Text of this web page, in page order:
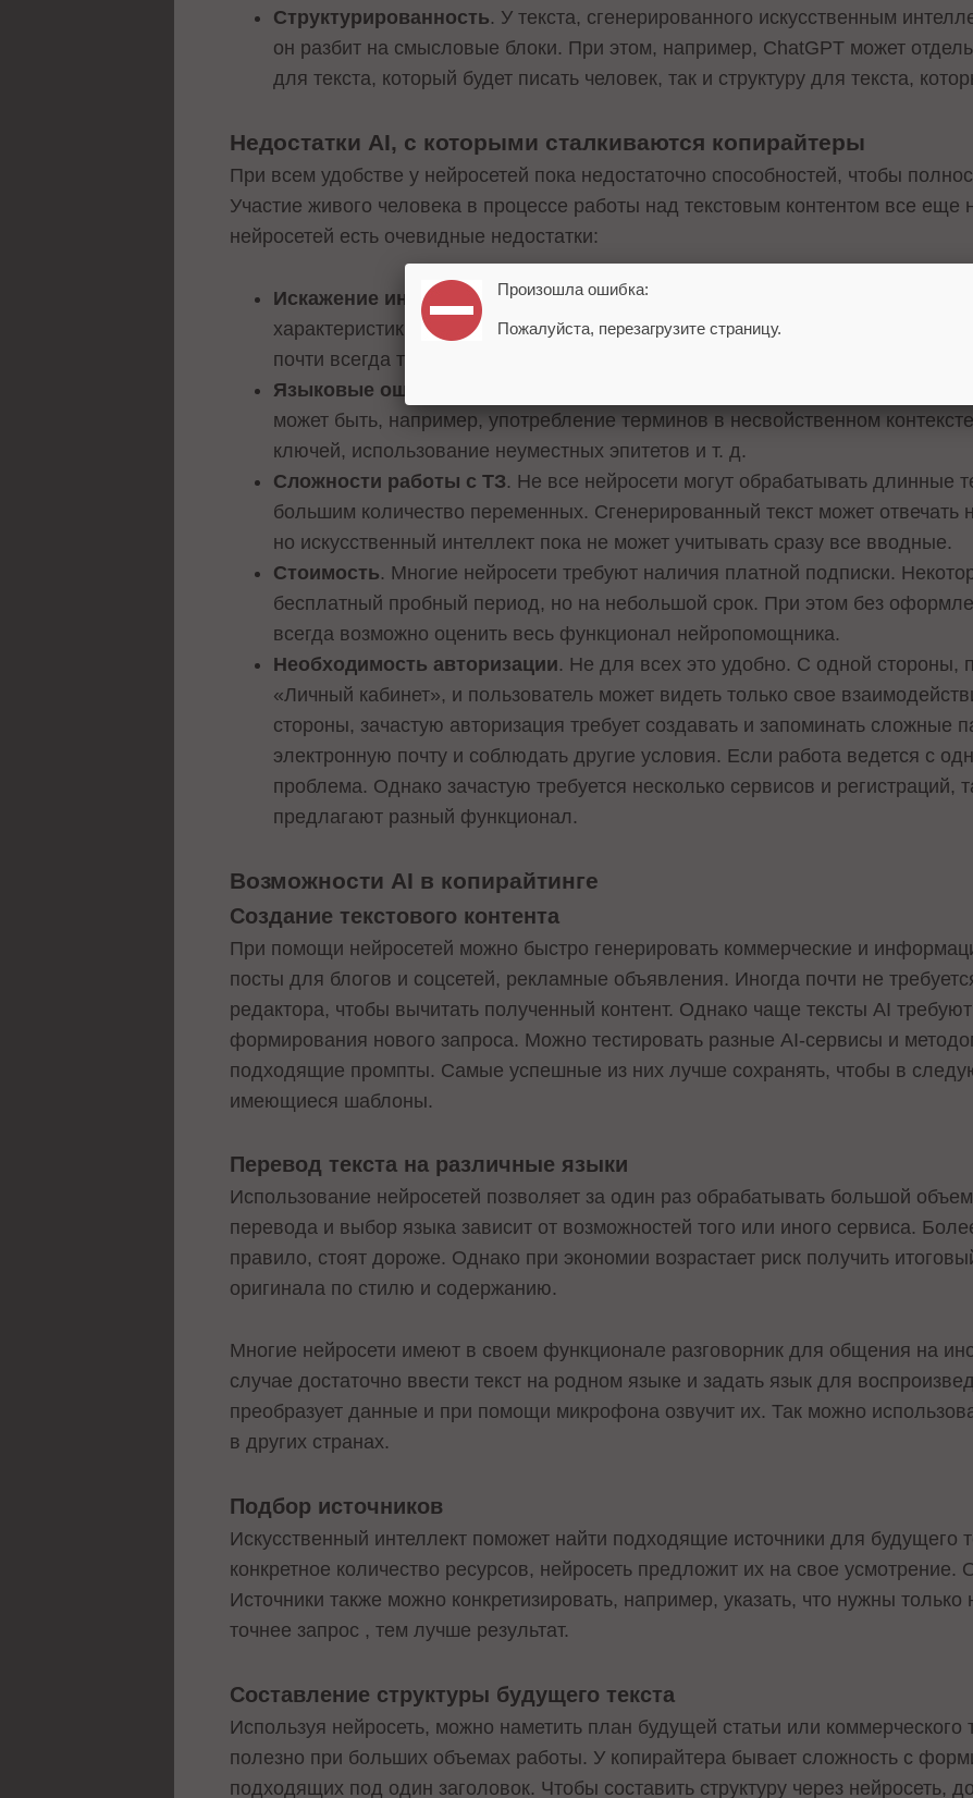
Структурированность. У текста, сгенерированного искусственным
он разбит на смысловые блоки. При этом, например, ChatGPT может
для текста, который будет писать человек, так и структуру для текста,
Недостатки AI, с которыми сталкиваются копирайтеры
При всем удобстве у нейросетей пока недостаточно способностей, чтобы
Участие живого человека в процессе работы над текстовым контентом все
нейросетей есть очевидные недостатки:
Искажение информации. Искусственный интеллект может искажать
характеристики товара, добавлять несуществующую информацию.
почти всегда требует проверки на фактическую точность.
Языковые ошибки
. «Сырые» сгенерированные тексты зачастую
может быть, например, употребление терминов в несвойственном
ключей, использование неуместных эпитетов и т. д.
Сложности работы с ТЗ. Не все нейросети могут обрабатывать длинные
большим количество переменных. Сгенерированный текст может отвечать
но искусственный интеллект пока не может учитывать сразу все вводные.
Стоимость. Многие нейросети требуют наличия платной подписки.
бесплатный пробный период, но на небольшой срок. При этом без
всегда возможно оценить весь функционал нейропомощника.
Необходимость авторизации. Не для всех это удобно. С одной стороны,
«Личный кабинет», и пользователь может видеть только свое
стороны, зачастую авторизация требует создавать и запоминать сложные
электронную почту и соблюдать другие условия. Если работа ведется с
проблема. Однако зачастую требуется несколько сервисов и регистраций,
предлагают разный функционал.
Возможности AI в копирайтинге
Создание текстового контента
При помощи нейросетей можно быстро генерировать коммерческие и
посты для блогов и соцсетей, рекламные объявления. Иногда почти не
редактора, чтобы вычитать полученный контент. Однако чаще тексты AI
формирования нового запроса. Можно тестировать разные AI-сервисы и
подходящие промпты. Самые успешные из них лучше сохранять, чтобы в
имеющиеся шаблоны.
Перевод текста на различные языки
Использование нейросетей позволяет за один раз обрабатывать большой
перевода и выбор языка зависит от возможностей того или иного сервиса.
правило, стоят дороже. Однако при экономии возрастает риск получить
оригинала по стилю и содержанию.
Многие нейросети имеют в своем функционале разговорник для общения на
случае достаточно ввести текст на родном языке и задать язык для
преобразует данные и при помощи микрофона озвучит их. Так можно
в других странах.
Подбор источников
Искусственный интеллект поможет найти подходящие источники для будущего
конкретное количество ресурсов, нейросеть предложит их на свое усмотрение.
Источники также можно конкретизировать, например, указать, что нужны
точнее запрос , тем лучше результат.
Составление структуры будущего текста
Используя нейросеть, можно наметить план будущей статьи или коммерческого
полезно при больших объемах работы. У копирайтера бывает сложность с
подходящих под один заголовок. Чтобы составить структуру через нейросеть,
Произошла ошибка:
Пожалуйста, перезагрузите страницу.